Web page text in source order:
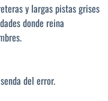
y largas pistas grises
donde reina
del error.